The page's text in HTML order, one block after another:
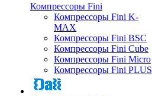
Компрессоры Fini
Компрессоры Fini K-
MAX
Компрессоры Fini BSC
Компрессоры Fini Cube
Компрессоры Fini Micro
Компрессоры Fini PLUS